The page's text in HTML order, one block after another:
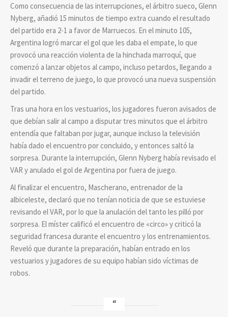
Como consecuencia de las interrupciones, el árbitro sueco, Glenn
Nyberg, añadió 15 minutos de tiempo extra cuando el resultado
del partido era 2-1 a favor de Marruecos. En el minuto 105,
Argentina logró marcar el gol que les daba el empate, lo que
provocó una reacción violenta de la hinchada marroquí, que
comenzó a lanzar objetos al campo, incluso petardos, llegando a
invadir el terreno de juego, lo que provocó una nueva suspensión
del partido.
Tras una hora en los vestuarios, los jugadores fueron avisados de
que debían salir al campo a disputar tres minutos que el árbitro
entendía que faltaban por jugar, aunque incluso la televisión
había dado el encuentro por concluido, y entonces saltó la
sorpresa. Durante la interrupción, Glenn Nyberg había revisado el
VAR y anulado el gol de Argentina por fuera de juego.
Al finalizar el encuentro, Mascherano, entrenador de la
albiceleste, declaró que no tenían noticia de que se estuviese
revisando el VAR, por lo que la anulación del tanto les pilló por
sorpresa. El míster calificó el encuentro de «circo» y criticó la
seguridad francesa durante el encuentro y los entrenamientos.
Reveló que durante la preparación, habían entrado en los
vestuarios y jugadores de su equipo habían sido víctimas de
robos.